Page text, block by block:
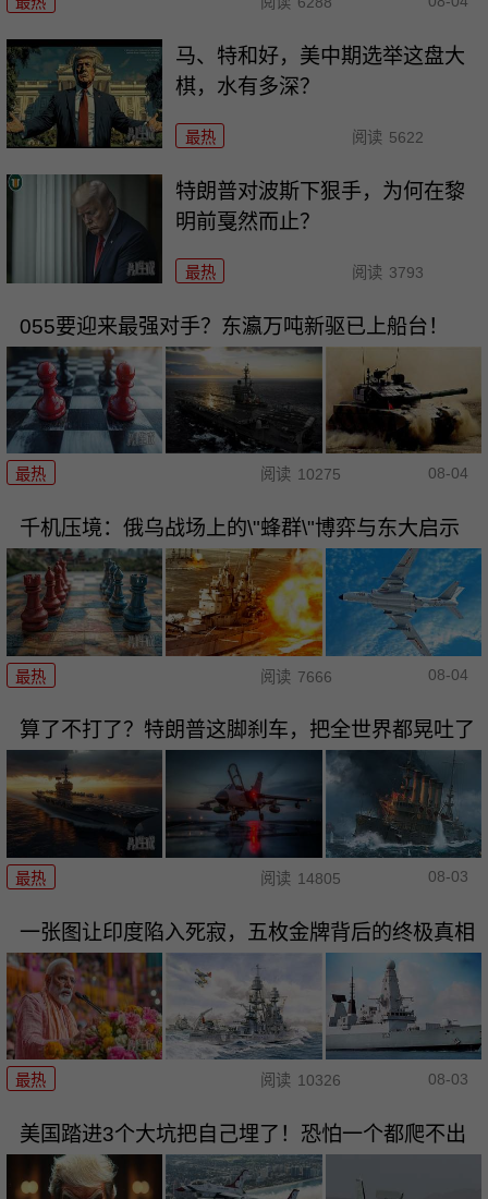
马、特和好，美中期选举这盘大
棋，水有多深？
最热 阅读 5622
特朗普对波斯下狠手，为何在黎
明前戛然而止？
最热 阅读 3793
055要迎来最强对手？东瀛万吨新驱已上船台！
最热 阅读 10275 08-04
千机压境：俄乌战场上的\"蜂群\"博弈与东大启示
最热 阅读 7666 08-04
算了不打了？特朗普这脚刹车，把全世界都晃吐了
最热 阅读 14805 08-03
一张图让印度陷入死寂，五枚金牌背后的终极真相
最热 阅读 10326 08-03
美国踏进3个大坑把自己埋了！恐怕一个都爬不出